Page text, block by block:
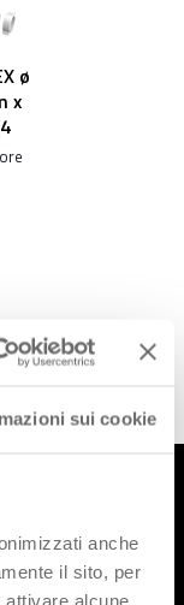
sui cookie
anche
il sito, per
attivare alcune
ø
x